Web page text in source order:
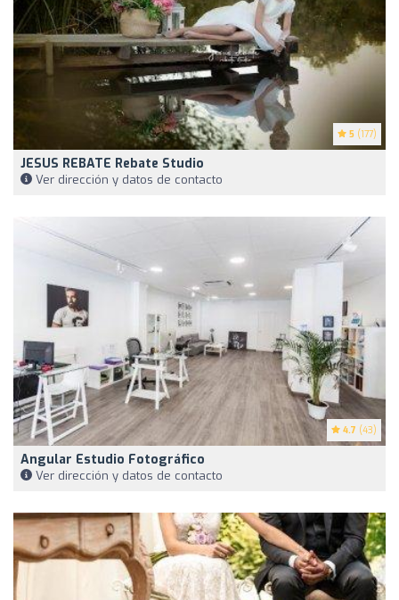
5 (177)
JESUS REBATE Rebate Studio
Ver dirección y datos de contacto
4.7 (43)
Angular Estudio Fotográfico
Ver dirección y datos de contacto